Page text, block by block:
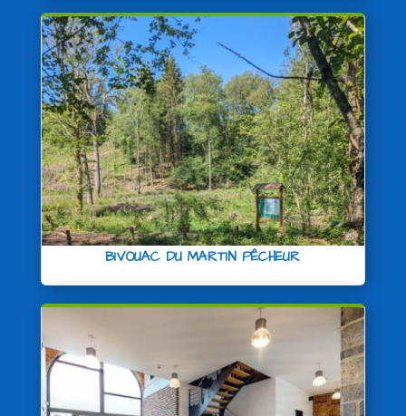
BIVOUAC DU MARTIN PÊCHEUR